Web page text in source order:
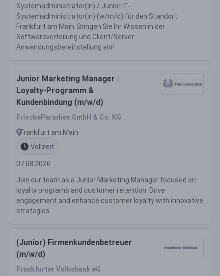
Systemadministrator(in) / Junior IT-
Systemadministrator(in) (w/m/d) für den Standort
Frankfurt am Main. Bringen Sie Ihr Wissen in der
Softwareverteilung und Client/Server-
Anwendungsbereitstellung ein!
Junior Marketing Manager |
Loyalty-Programm &
Kundenbindung (m/w/d)
FrischeParadies GmbH & Co. KG
Frankfurt am Main
Vollzeit
07.08.2026
Join our team as a Junior Marketing Manager focused on
loyalty programs and customer retention. Drive
engagement and enhance customer loyalty with innovative
strategies.
(Junior) Firmenkundenbetreuer
(m/w/d)
Frankfurter Volksbank eG